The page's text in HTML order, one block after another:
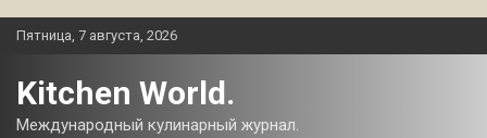
Перейти
Пятница, 7 августа, 2026
Kitchen World.
Международный кулинарный журнал.